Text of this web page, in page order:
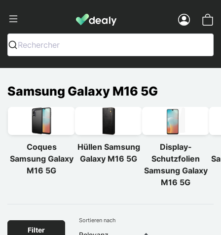
Dealy - Hüllen und Zubehör für
Rechercher
Samsung Galaxy M16 5G
Coques
Samsung Galaxy
M16 5G
Hüllen Samsung
Galaxy M16 5G
Display-
Schutzfolien
Samsung Galaxy
M16 5G
Filter
Sortieren nach